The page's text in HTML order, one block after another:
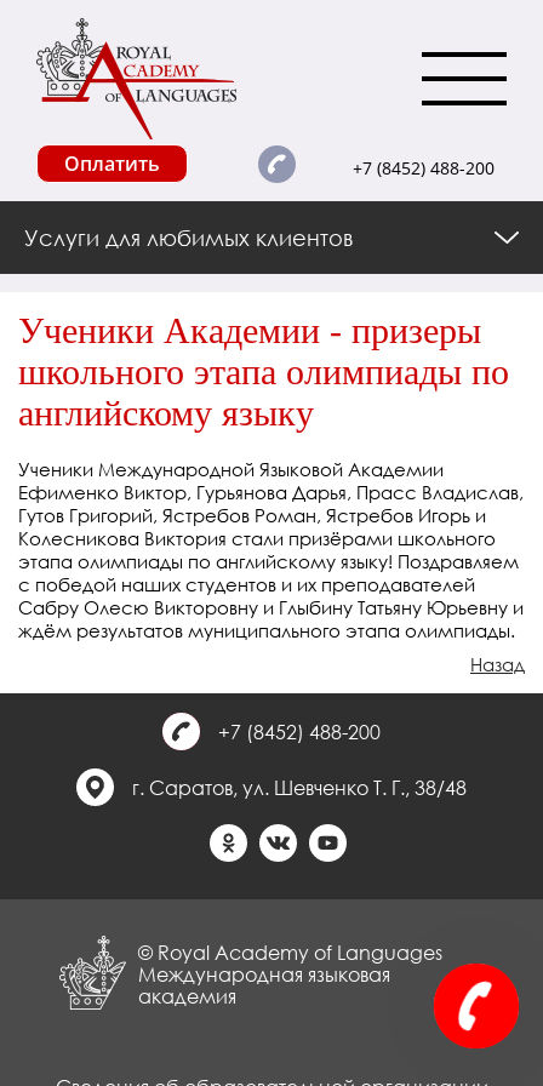
Оплатить +7 (8452) 488-200
Услуги для любимых клиентов
Ученики Академии - призеры
школьного этапа олимпиады по
английскому языку
Ученики Международной Языковой Академии
Ефименко Виктор, Гурьянова Дарья, Прасс Владислав,
Гутов Григорий, Ястребов Роман, Ястребов Игорь и
Колесникова Виктория стали призёрами школьного
этапа олимпиады по английскому языку! Поздравляем
с победой наших студентов и их преподавателей
Сабру Олесю Викторовну и Глыбину Татьяну Юрьевну и
ждём результатов муниципального этапа олимпиады.
Назад
+7 (8452) 488-200
г. Саратов, ул. Шевченко Т. Г., 38/48
© Royal Academy of Languages
Международная языковая
академия